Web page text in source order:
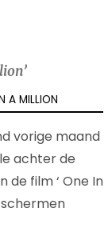
A MILLION
vorige maand
achter de
de film ‘ One In